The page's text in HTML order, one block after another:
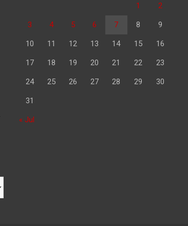
1 2
3 4 5 6 7 8 9
10 11 12 13 14 15 16
17 18 19 20 21 22 23
24 25 26 27 28 29 30
31
« Jul